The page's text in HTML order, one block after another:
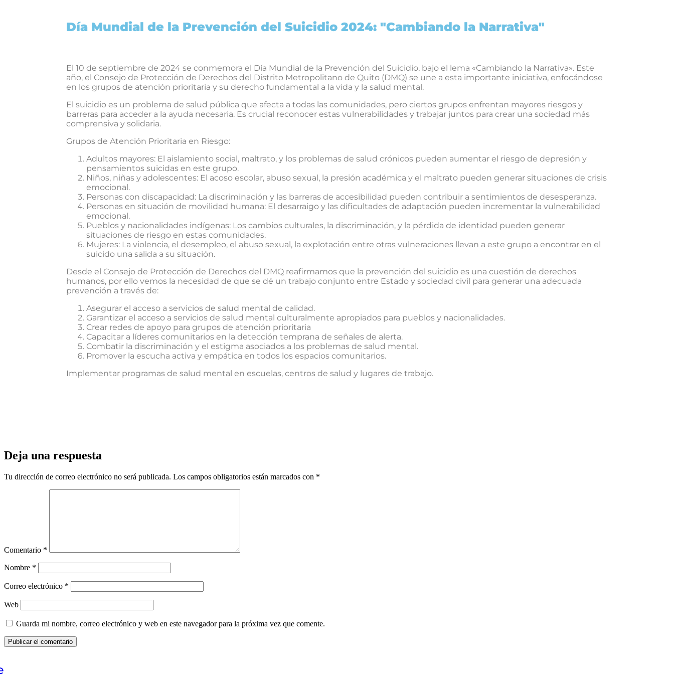
Día Mundial de la Prevención del Suicidio 2024: "Cambiando la Narrativa"
El 10 de septiembre de 2024 se conmemora el Día Mundial de la Prevención del Suicidio, bajo el lema «Cambiando la Narrativa». Este
año, el Consejo de Protección de Derechos del Distrito Metropolitano de Quito (DMQ) se une a esta importante iniciativa, enfocándose
en los grupos de atención prioritaria y su derecho fundamental a la vida y la salud mental.
El suicidio es un problema de salud pública que afecta a todas las comunidades, pero ciertos grupos enfrentan mayores riesgos y
barreras para acceder a la ayuda necesaria. Es crucial reconocer estas vulnerabilidades y trabajar juntos para crear una sociedad más
comprensiva y solidaria.
Grupos de Atención Prioritaria en Riesgo:
Adultos mayores: El aislamiento social, maltrato, y los problemas de salud crónicos pueden aumentar el riesgo de depresión y
pensamientos suicidas en este grupo.
Niños, niñas y adolescentes: El acoso escolar, abuso sexual, la presión académica y el maltrato pueden generar situaciones de crisis
emocional.
Personas con discapacidad: La discriminación y las barreras de accesibilidad pueden contribuir a sentimientos de desesperanza.
Personas en situación de movilidad humana: El desarraigo y las dificultades de adaptación pueden incrementar la vulnerabilidad
emocional.
Pueblos y nacionalidades indígenas: Los cambios culturales, la discriminación, y la pérdida de identidad pueden generar
situaciones de riesgo en estas comunidades.
Mujeres: La violencia, el desempleo, el abuso sexual, la explotación entre otras vulneraciones llevan a este grupo a encontrar en el
suicido una salida a su situación.
Desde el Consejo de Protección de Derechos del DMQ reafirmamos que la prevención del suicidio es una cuestión de derechos
humanos, por ello vemos la necesidad de que se dé un trabajo conjunto entre Estado y sociedad civil para generar una adecuada
prevención a través de:
Asegurar el acceso a servicios de salud mental de calidad.
Garantizar el acceso a servicios de salud mental culturalmente apropiados para pueblos y nacionalidades.
Crear redes de apoyo para grupos de atención prioritaria
Capacitar a líderes comunitarios en la detección temprana de señales de alerta.
Combatir la discriminación y el estigma asociados a los problemas de salud mental.
Promover la escucha activa y empática en todos los espacios comunitarios.
Implementar programas de salud mental en escuelas, centros de salud y lugares de trabajo.
Deja una respuesta
Tu dirección de correo electrónico no será publicada. Los campos obligatorios están marcados con *
Comentario *
Nombre *
Correo electrónico *
Web
Guarda mi nombre, correo electrónico y web en este navegador para la próxima vez que comente.